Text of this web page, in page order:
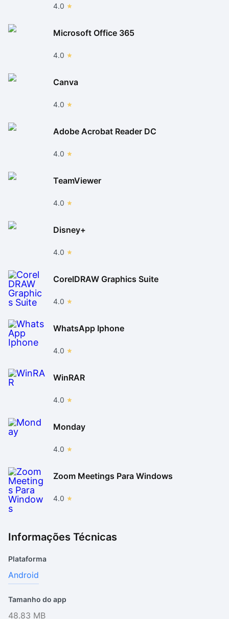
4.0
Microsoft Office 365
4.0
Canva
4.0
Adobe Acrobat Reader DC
4.0
TeamViewer
4.0
Disney+
4.0
CorelDRAW Graphics Suite
4.0
WhatsApp Iphone
4.0
WinRAR
4.0
Monday
4.0
Zoom Meetings Para Windows
4.0
Informações Técnicas
Plataforma
Android
Tamanho do app
48.83 MB